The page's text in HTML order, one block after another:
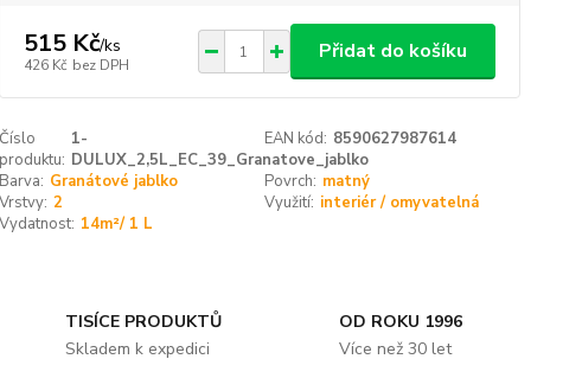
515 Kč/ks
426 Kč bez DPH
Přidat do košíku
Číslo
produktu:
1-
DULUX_2,5L_EC_39_Granatove_jablko
EAN kód: 8590627987614
Barva: Granátové jablko Povrch: matný
Vrstvy: 2 Využití: interiér / omyvatelná
Vydatnost: 14m²/ 1 L
TISÍCE PRODUKTŮ
Skladem k expedici
OD ROKU 1996
Více než 30 let